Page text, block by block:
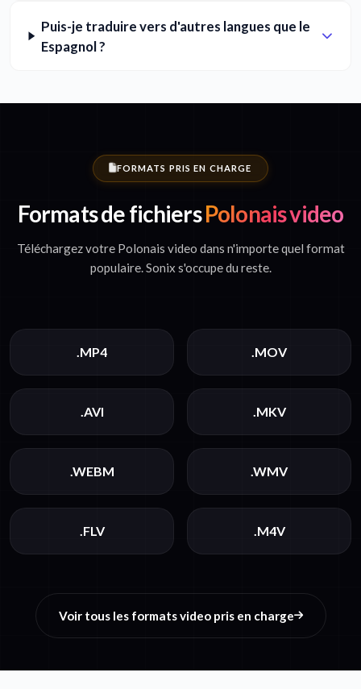
Puis-je traduire vers d'autres langues que le
Espagnol ?
FORMATS PRIS EN CHARGE
Formats de fichiersPolonais video
Téléchargez votre Polonais video dans n'importe quel format
populaire. Sonix s'occupe du reste.
.MP4 .MOV
.AVI .MKV
.WEBM .WMV
.FLV .M4V
Voir tous les formats video pris en charge